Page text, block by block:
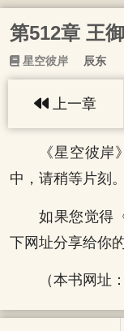
第512章 王
星空彼岸 辰东
上一章
《星空彼
中，请稍等片刻。
如果您觉得
下网址分享给你
（本书网址：